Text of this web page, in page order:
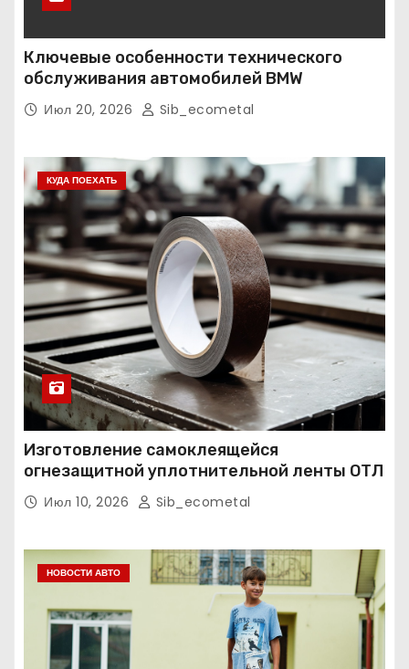
Ключевые особенности технического
обслуживания автомобилей BMW
Июл 20, 2026 Sib_ecometal
КУДА ПОЕХАТЬ
Изготовление самоклеящейся
огнезащитной уплотнительной ленты ОТЛ
Июл 10, 2026 Sib_ecometal
НОВОСТИ АВТО